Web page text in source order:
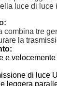
luce di luce
combina tre
la
e
di luce
leggera